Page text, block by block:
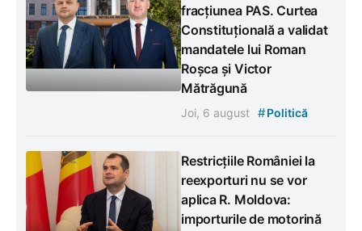
fracțiunea PAS. Curtea
Constituțională a validat
mandatele lui Roman
Roșca și Victor
Mătrăgună
Joi, 6 august #Politică
Restricțiile României la
reexporturi nu se vor
aplica R. Moldova:
importurile de motorină